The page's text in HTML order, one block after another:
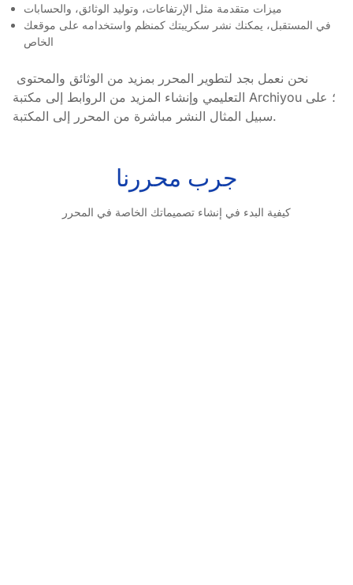
ميزات متقدمة مثل الإرتفاعات، وتوليد الوثائق، والحسابات
في المستقبل، يمكنك نشر سكريبتك كمنظم واستخدامه على موقعك
الخاص
التعليمي وإنشاء المزيد من الروابط إلى مكتبة Archiyou؛ على
سبيل المثال النشر مباشرة من المحرر إلى المكتبة.
جرب محررنا
كيفية البدء في إنشاء تصميماتك الخاصة في المحرر